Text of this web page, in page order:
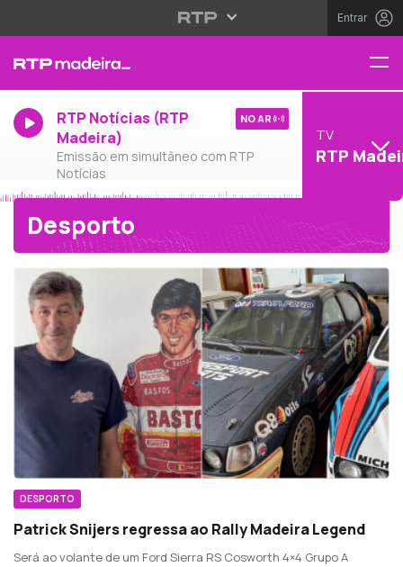
Entrar
RTP Notícias (RTP
Madeira)
Emissão em simultâneo com RTP
Notícias
NO AR
TV
RTP
Desporto
DESPORTO
Patrick Snijers regressa ao Rally Madeira Legend
Será ao volante de um Ford Sierra RS Cosworth 4×4 Grupo A